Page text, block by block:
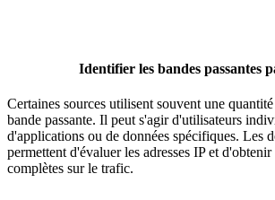
Identifier les bandes passantes
Certaines sources utilisent souvent une
bande passante. Il peut s'agir d'utilisateurs
d'applications ou de données spécifiques. Les
permettent d'évaluer les adresses IP et d'obtenir
complètes sur le trafic.